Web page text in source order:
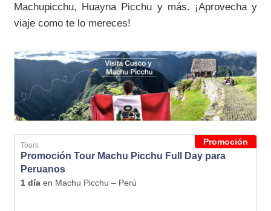
Machupicchu, Huayna Picchu y más. ¡Aprovecha y
viaje como te lo mereces!
Promoción
Tours
Promoción Tour Machu Picchu Full Day para
Peruanos
1 díaen Machu Picchu – Perú